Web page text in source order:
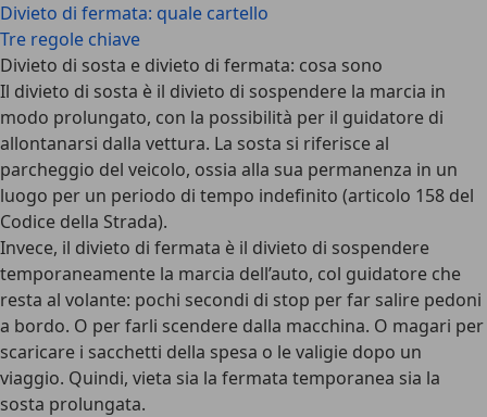
Divieto di fermata: quale cartello
Tre regole chiave
Divieto di sosta e divieto di fermata: cosa sono
Il divieto di sosta è il divieto di sospendere la marcia in
modo prolungato, con la possibilità per il guidatore di
allontanarsi dalla vettura. La sosta si riferisce al
parcheggio del veicolo, ossia alla sua permanenza in un
luogo per un periodo di tempo indefinito (articolo 158 del
Codice della Strada).
Invece, il divieto di fermata è il divieto di sospendere
temporaneamente la marcia dell’auto, col guidatore che
resta al volante: pochi secondi di stop per far salire pedoni
a bordo. O per farli scendere dalla macchina. O magari per
scaricare i sacchetti della spesa o le valigie dopo un
viaggio. Quindi, vieta sia la fermata temporanea sia la
sosta prolungata.